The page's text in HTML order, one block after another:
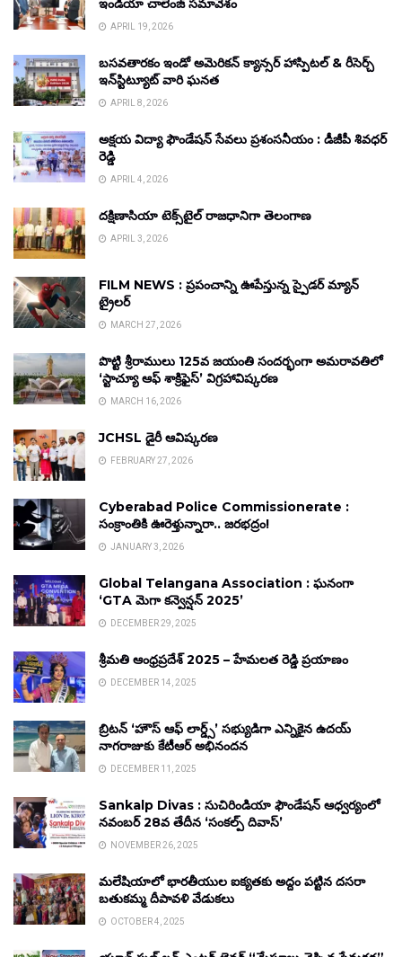
ఇండియా చాలెంజ్ సమావేశం
APRIL 19, 2026
బసవతారకం ఇండో అమెరికన్ క్యాన్సర్ హాస్పిటల్ & రీసెర్చ్
ఇన్‌స్టిట్యూట్ వారి ఘనత
APRIL 8, 2026
అక్షయ విద్యా ఫౌండేషన్ సేవలు ప్రశంసనీయం : డీజీపీ శివధర్
రెడ్డి
APRIL 4, 2026
దక్షిణాసియా టెక్స్‌టైల్ రాజధానిగా తెలంగాణ
APRIL 3, 2026
FILM NEWS : ప్రపంచాన్ని ఊపేస్తున్న స్పైడర్ మ్యాన్
ట్రైలర్
MARCH 27, 2026
పొట్టి శ్రీరాములు 125వ జయంతి సందర్భంగా అమరావతిలో
‘స్టాచ్యూ ఆఫ్ శాక్రిఫైస్’ విగ్రహావిష్కరణ
MARCH 16, 2026
JCHSL డైరీ ఆవిష్కరణ
FEBRUARY 27, 2026
Cyberabad Police Commissionerate :
సంక్రాంతికి ఊరెళ్తున్నారా.. జరభద్రం!
JANUARY 3, 2026
Global Telangana Association : ఘనంగా
‘GTA మెగా కన్వెన్షన్ 2025’
DECEMBER 29, 2025
శ్రీమతి ఆంధ్రప్రదేశ్ 2025 – హేమలత రెడ్డి ప్రయాణం
DECEMBER 14, 2025
బ్రిటన్ ‘హౌస్ ఆఫ్ లార్డ్స్’ సభ్యుడిగా ఎన్నికైన ఉదయ్
నాగరాజుకు కేటీఆర్ అభినందన
DECEMBER 11, 2025
Sankalp Divas : సుచిరిండియా ఫౌండేషన్ ఆధ్వర్యంలో
నవంబర్ 28వ తేదీన ‘సంకల్ప్ దివాస్’
NOVEMBER 26, 2025
మలేషియాలో భారతీయుల ఐక్యతకు అద్దం పట్టిన దసరా
బతుకమ్మ దీపావళి వేడుకలు
OCTOBER 4, 2025